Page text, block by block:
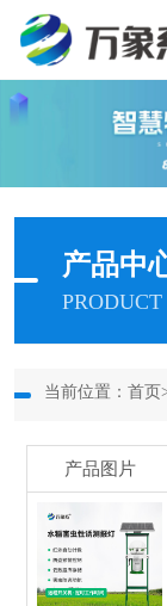
产品中
PRODUCT
当前位置： 首页
产品图片